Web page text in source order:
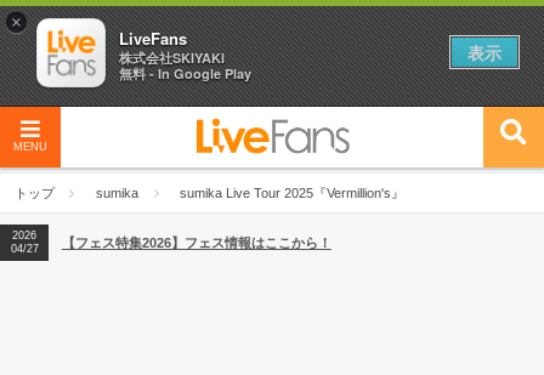
MENU
トップ sumika sumika Live Tour 2025『Vermillion's』
2026
04/27
2026
【ライブ動員ランキング】2026年上半期編発表！
2026
04/27
【フェス特集2026】フェス情報はここから！
×
LiveFans
株式会社SKIYAKI
無料 - In Google Play
表示